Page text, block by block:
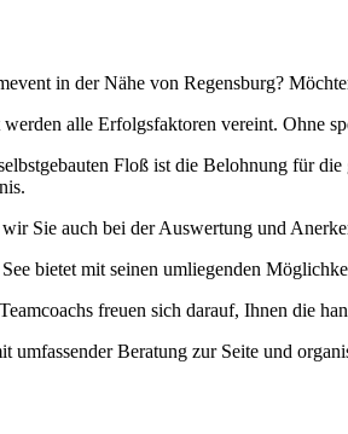
in der Nähe von Regensburg?
alle Erfolgsfaktoren vereint. Ohne
Floß ist die Belohnung für
Sie auch bei der Auswertung und
bietet mit seinen umliegenden
freuen sich darauf, Ihnen die
umfassender Beratung zur Seite und